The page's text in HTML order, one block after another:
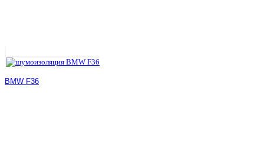
BMW F36